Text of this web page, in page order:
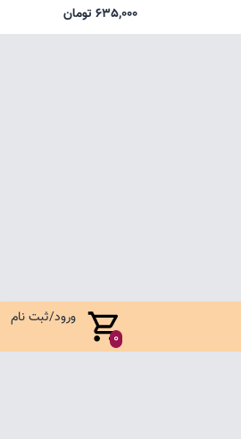
0
ورود/ثبت نام
635,000 تومان